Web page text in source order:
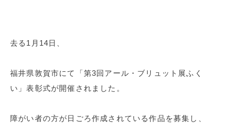
去る1月14日、
福井県敦賀市にて「第3回アール・ブリュット展ふく
い」表彰式が開催されました。
障がい者の方が日ごろ作成されている作品を募集し、